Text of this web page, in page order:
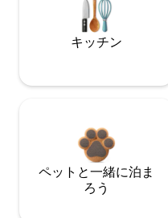
キッチン
ペットと一緒に泊ま
ろう